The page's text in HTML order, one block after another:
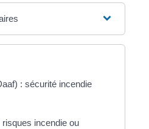
: sécurité incendie
incendie ou